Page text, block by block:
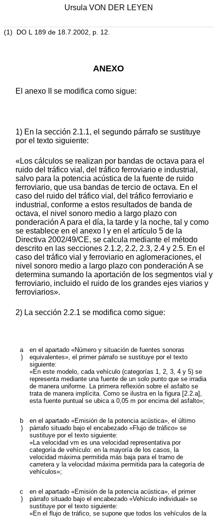
Ursula VON DER LEYEN
(1) DO L 189 de 18.7.2002, p. 12.
ANEXO
El anexo II se modifica como sigue:
1) En la sección 2.1.1, el segundo párrafo se sustituye
por el texto siguiente:
«Los cálculos se realizan por bandas de octava para el
ruido del tráfico vial, del tráfico ferroviario e industrial,
salvo para la potencia acústica de la fuente de ruido
ferroviario, que usa bandas de tercio de octava. En el
caso del ruido del tráfico vial, del tráfico ferroviario e
industrial, conforme a estos resultados de banda de
octava, el nivel sonoro medio a largo plazo con
ponderación A para el día, la tarde y la noche, tal y como
se establece en el anexo I y en el artículo 5 de la
Directiva 2002/49/CE, se calcula mediante el método
descrito en las secciones 2.1.2, 2.2, 2.3, 2.4 y 2.5. En el
caso del tráfico vial y ferroviario en aglomeraciones, el
nivel sonoro medio a largo plazo con ponderación A se
determina sumando la aportación de los segmentos vial y
ferroviario, incluido el ruido de los grandes ejes viarios y
ferroviarios».
2) La sección 2.2.1 se modifica como sigue:
a
)
en el apartado «Número y situación de fuentes sonoras
equivalentes», el primer párrafo se sustituye por el texto
siguiente:
«En este modelo, cada vehículo (categorías 1, 2, 3, 4 y 5) se
representa mediante una fuente de un solo punto que se irradia
de manera uniforme. La primera reflexión sobre el asfalto se
trata de manera implícita. Como se ilustra en la figura [2.2.a],
esta fuente puntual se ubica a 0,05 m por encima del asfalto»;
b
)
en el apartado «Emisión de la potencia acústica», el último
párrafo situado bajo el encabezado «Flujo de tráfico» se
sustituye por el texto siguiente:
«La velocidad vm es una velocidad representativa por
categoría de vehículo: en la mayoría de los casos, la
velocidad máxima permitida más baja para el tramo de
carretera y la velocidad máxima permitida para la categoría de
vehículos»;
c
)
en el apartado «Emisión de la potencia acústica», el primer
párrafo situado bajo el encabezado «Vehículo individual» se
sustituye por el texto siguiente:
«En el flujo de tráfico, se supone que todos los vehículos de la